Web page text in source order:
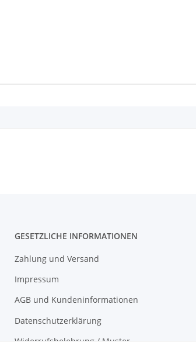
GESETZLICHE INFORMATIONEN
Zahlung und Versand
Impressum
AGB und Kundeninformationen
Datenschutzerklärung
Widerrufsbelehrung / Muster-